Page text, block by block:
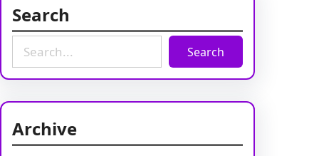
Search
a
h
Search
Archive